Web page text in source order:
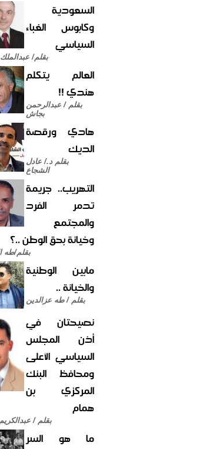
السعودية
وكابوس الغباء
السياسي
بقلم/ عبدالملك
العالم يتكلم
هندي !!
بقلم / عبدالرحمن
بجاش
هادي ورقصة
الديك
بقلم د./ عادل
الشجاع
التهريب.. جريمة
تدمر الفرد
والمجتمع
وخيانة بحق الوطن ..؟
بقلم/طه
مابين الوطنية
والخيانة ..
بقلم / طه عزالدين
نصيحتان في
أذن المجلس
السياسي الأعلى
ومحافظ البنك
المركزي بن
همام
بقلم /
ما هو السر